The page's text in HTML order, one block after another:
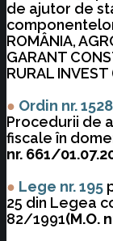
de ajutor de
ROMÂNIA,
GARANT
RURAL INVEST
● Ordin nr. 1528
Procedurii de
fiscale în
nr. 661/
● Lege nr. 195
25 din Legea
82/1991(M.O.